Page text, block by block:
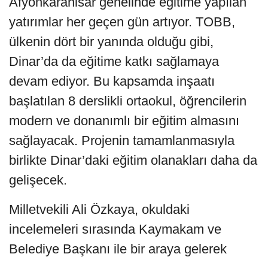
yatırımlar her geçen gün artıyor. TOBB,
ülkenin dört bir yanında olduğu gibi,
Dinar’da da eğitime katkı sağlamaya
devam ediyor. Bu kapsamda inşaatı
başlatılan 8 derslikli ortaokul, öğrencilerin
modern ve donanımlı bir eğitim almasını
sağlayacak. Projenin tamamlanmasıyla
birlikte Dinar’daki eğitim olanakları daha da
gelişecek.
Milletvekili Ali Özkaya, okuldaki
incelemeleri sırasında Kaymakam ve
Belediye Başkanı ile bir araya gelerek